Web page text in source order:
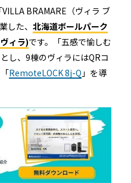
BRAMARE（ヴィラ ブ
した、 北海道ボールパーク
ィラ)です。「五感で愉しむ
し、9棟のヴィラにはQRコ
RemoteLOCK 8j-Q 」を導
スマートロックの選び方
泊施設のキーレス化と